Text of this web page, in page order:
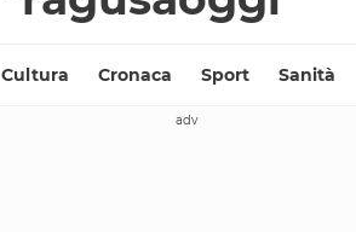
Cultura Cronaca Sport Sanità